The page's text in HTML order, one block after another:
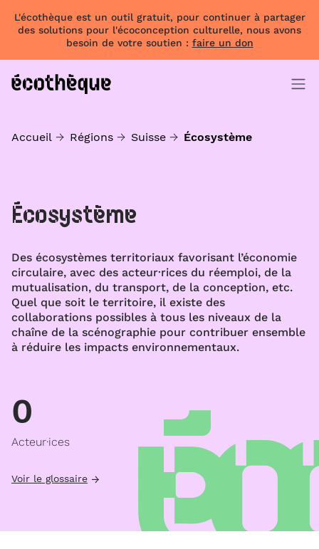
L'écothèque est un outil gratuit, pour continuer à partager
des solutions pour l'écoconception culturelle, nous avons
besoin de votre soutien : faire un don
Accueil Régions Suisse Écosystème
Écosystème
Des écosystèmes territoriaux favorisant l’économie
circulaire, avec des acteur·rices du réemploi, de la
mutualisation, du transport, de la conception, etc.
Quel que soit le territoire, il existe des
collaborations possibles à tous les niveaux de la
chaîne de la scénographie pour contribuer ensemble
à réduire les impacts environnementaux.
0
Acteur·ices
Voir le glossaire